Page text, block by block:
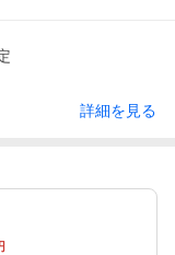
詳細を見る